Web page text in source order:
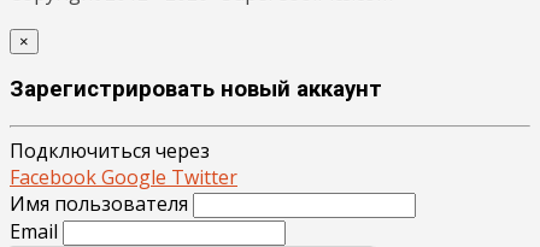
×
Зарегистрировать новый аккаунт
Подключиться через
FacebookGoogle Twitter
Имя пользователя
Email